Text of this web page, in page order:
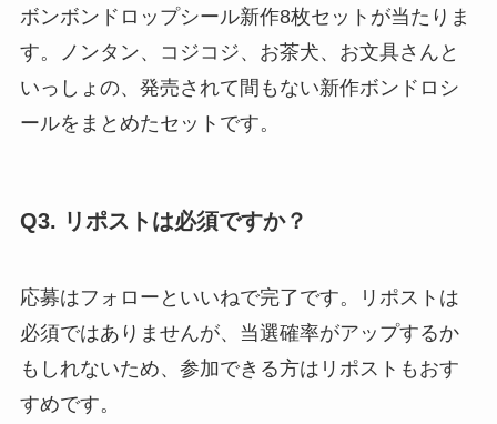
ボンボンドロップシール新作8枚セットが当たりま
す。ノンタン、コジコジ、お茶犬、お文具さんと
いっしょの、発売されて間もない新作ボンドロシ
ールをまとめたセットです。
Q3. リポストは必須ですか？
応募はフォローといいねで完了です。リポストは
必須ではありませんが、当選確率がアップするか
もしれないため、参加できる方はリポストもおす
すめです。